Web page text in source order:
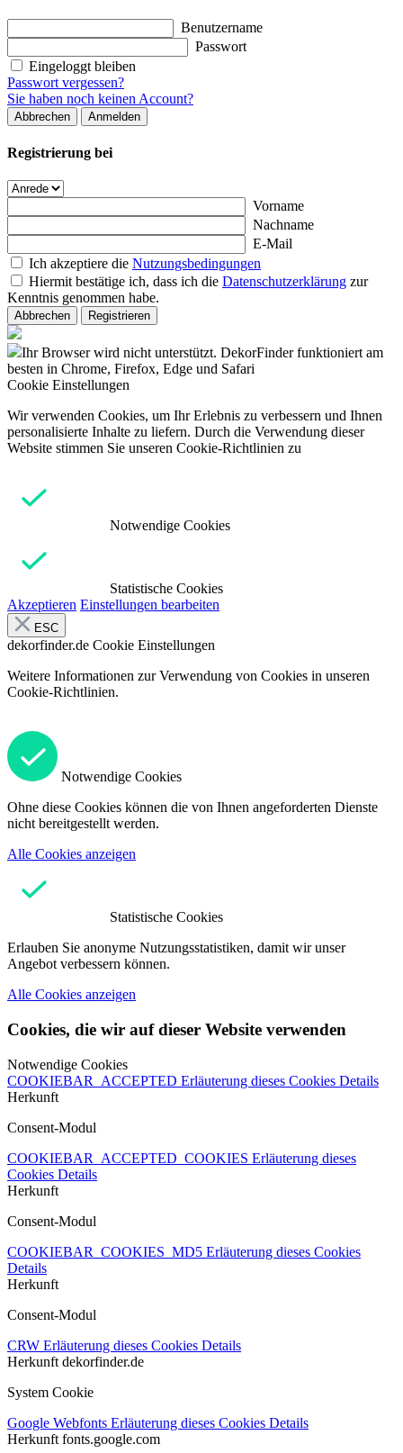
Benutzername
Passwort
Eingeloggt bleiben
Passwort vergessen?
Sie haben noch keinen Account?
Abbrechen Anmelden
Registrierung bei
Vorname
Nachname
E-Mail
Ich akzeptiere die Nutzungsbedingungen
Hiermit bestätige ich, dass ich die Datenschutzerklärung zur
Kenntnis genommen habe.
Abbrechen Registrieren
Ihr Browser wird nicht unterstützt. DekorFinder funktioniert am
besten in Chrome, Firefox, Edge und Safari
Cookie Einstellungen
Wir verwenden Cookies, um Ihr Erlebnis zu verbessern und Ihnen
personalisierte Inhalte zu liefern. Durch die Verwendung dieser
Website stimmen Sie unseren Cookie-Richtlinien zu
Notwendige Cookies
Statistische Cookies
Akzeptieren Einstellungen bearbeiten
ESC
dekorfinder.de Cookie Einstellungen
Weitere Informationen zur Verwendung von Cookies in unseren
Cookie-Richtlinien.
Notwendige Cookies
Ohne diese Cookies können die von Ihnen angeforderten Dienste
nicht bereitgestellt werden.
Alle Cookies anzeigen
Statistische Cookies
Erlauben Sie anonyme Nutzungsstatistiken, damit wir unser
Angebot verbessern können.
Alle Cookies anzeigen
Cookies, die wir auf dieser Website verwenden
Notwendige Cookies
COOKIEBAR_ACCEPTED Erläuterung dieses Cookies Details
Herkunft
Consent-Modul
COOKIEBAR_ACCEPTED_COOKIES Erläuterung dieses
Cookies Details
Herkunft
Consent-Modul
COOKIEBAR_COOKIES_MD5 Erläuterung dieses Cookies
Details
Herkunft
Consent-Modul
CRW Erläuterung dieses Cookies Details
Herkunft dekorfinder.de
System Cookie
Google Webfonts Erläuterung dieses Cookies Details
Herkunft fonts.google.com